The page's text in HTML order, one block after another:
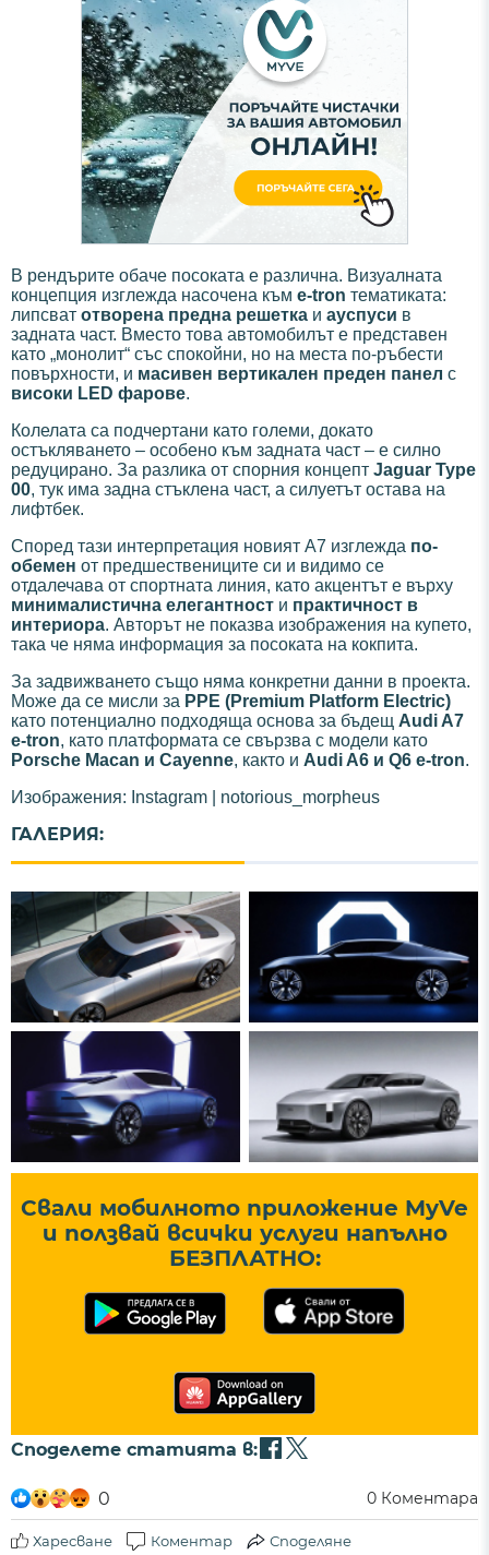
В рендърите обаче посоката е различна. Визуалната
концепция изглежда насочена към e-tron тематиката:
липсват отворена предна решетка и ауспуси в
задната част. Вместо това автомобилът е представен
като „монолит“ със спокойни, но на места по-ръбести
повърхности, и масивен вертикален преден панел с
високи LED фарове.
Колелата са подчертани като големи, докато
остъкляването – особено към задната част – е силно
редуцирано. За разлика от спорния концепт Jaguar Type
00, тук има задна стъклена част, а силуетът остава на
лифтбек.
Според тази интерпретация новият A7 изглежда по-
обемен от предшествениците си и видимо се
отдалечава от спортната линия, като акцентът е върху
минималистична елегантност и практичност в
интериора. Авторът не показва изображения на купето,
така че няма информация за посоката на кокпита.
За задвижването също няма конкретни данни в проекта.
Може да се мисли за PPE (Premium Platform Electric)
като потенциално подходяща основа за бъдещ Audi A7
e-tron, като платформата се свързва с модели като
Porsche Macan и Cayenne, както и Audi A6 и Q6 e-tron.
Изображения: Instagram | notorious_morpheus
ГАЛЕРИЯ:
Свали мобилното приложение MyVe
и ползвай всички услуги напълно
БЕЗПЛАТНО:
Споделете статията в:
0 0 Коментара
Харесване Коментар Споделяне